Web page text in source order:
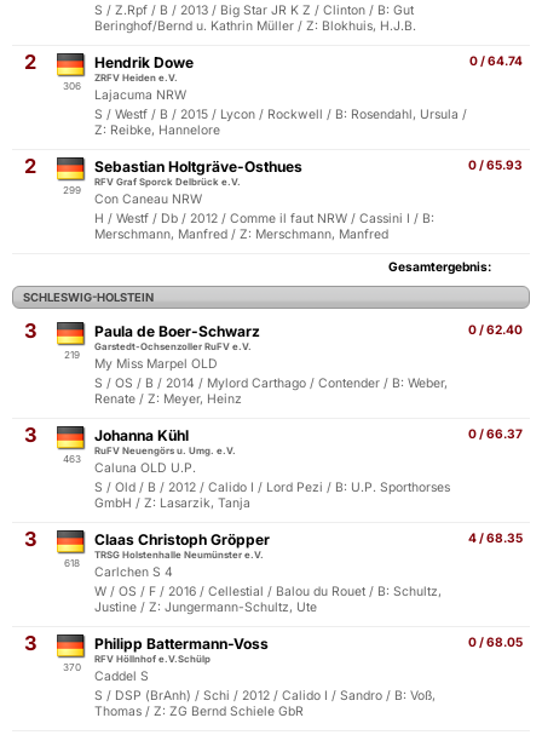
S / Z.Rpf / B / 2013 / Big Star JR K Z / Clinton / B: Gut
Beringhof/Bernd u. Kathrin Müller / Z: Blokhuis, H.J.B.
2
306
0 / 64.74
Hendrik Dowe
ZRFV Heiden e.V.
Lajacuma NRW
S / Westf / B / 2015 / Lycon / Rockwell / B: Rosendahl, Ursula /
Z: Reibke, Hannelore
2
299
0 / 65.93
Sebastian Holtgräve-Osthues
RFV Graf Sporck Delbrück e.V.
Con Caneau NRW
H / Westf / Db / 2012 / Comme il faut NRW / Cassini I / B:
Merschmann, Manfred / Z: Merschmann, Manfred
Gesamtergebnis:
SCHLESWIG-HOLSTEIN
3
219
0 / 62.40
Paula de Boer-Schwarz
Garstedt-Ochsenzoller RuFV e.V.
My Miss Marpel OLD
S / OS / B / 2014 / Mylord Carthago / Contender / B: Weber,
Renate / Z: Meyer, Heinz
3
463
0 / 66.37
Johanna Kühl
RuFV Neuengörs u. Umg. e.V.
Caluna OLD U.P.
S / Old / B / 2012 / Calido I / Lord Pezi / B: U.P. Sporthorses
GmbH / Z: Lasarzik, Tanja
3
618
4 / 68.35
Claas Christoph Gröpper
TRSG Holstenhalle Neumünster e.V.
Carlchen S 4
W / OS / F / 2016 / Cellestial / Balou du Rouet / B: Schultz,
Justine / Z: Jungermann-Schultz, Ute
3
370
0 / 68.05
Philipp Battermann-Voss
RFV Höllnhof e.V.Schülp
Caddel S
S / DSP (BrAnh) / Schi / 2012 / Calido I / Sandro / B: Voß,
Thomas / Z: ZG Bernd Schiele GbR